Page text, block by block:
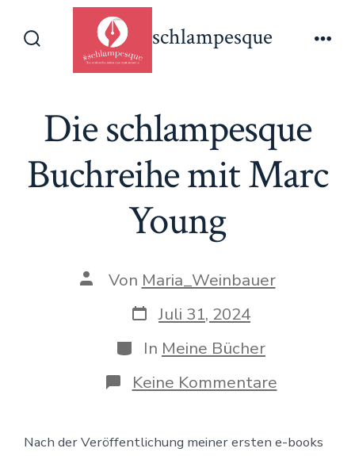
Inhalt
ein-/ausblenden
schlampesque
Die schlampesque
Buchreihe mit Marc
Young
Beitragsautor
Von Maria_Weinbauer
Veröffentlichungsdatum
Juli 31, 2024
Kategorien
In Meine Bücher
Keine Kommentarezu
Die
mit
Nach der Veröffentlichung meiner ersten e-books